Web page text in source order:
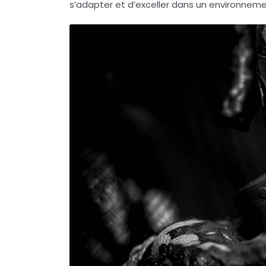
s’adapter et d’exceller dans un